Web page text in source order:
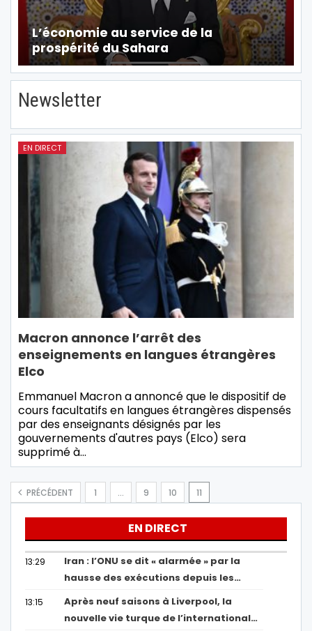
L’économie au service de la
prospérité du Sahara
Newsletter
EN DIRECT
Macron annonce l’arrêt des
enseignements en langues étrangères
Elco
Emmanuel Macron a annoncé que le dispositif de
cours facultatifs en langues étrangères dispensés
par des enseignants désignés par les
gouvernements d'autres pays (Elco) sera
supprimé à…
PRÉCÉDENT 1 … 9 10 11
EN DIRECT
13:29
Iran : l’ONU se dit « alarmée » par la
hausse des exécutions depuis les…
13:15
Après neuf saisons à Liverpool, la
nouvelle vie turque de l’international…